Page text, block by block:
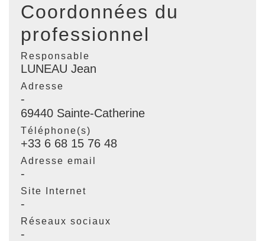
Coordonnées du
professionnel
Responsable
LUNEAU Jean
Adresse
-
69440 Sainte-Catherine
Téléphone(s)
+33 6 68 15 76 48
Adresse email
-
Site Internet
-
Réseaux sociaux
-